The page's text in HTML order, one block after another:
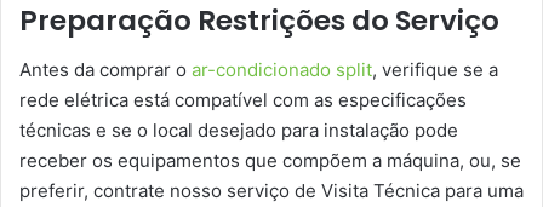
Preparação Restrições do Serviço
Antes da comprar o ar-condicionado split, verifique se a
rede elétrica está compatível com as especificações
técnicas e se o local desejado para instalação pode
receber os equipamentos que compõem a máquina, ou, se
preferir, contrate nosso serviço de Visita Técnica para uma